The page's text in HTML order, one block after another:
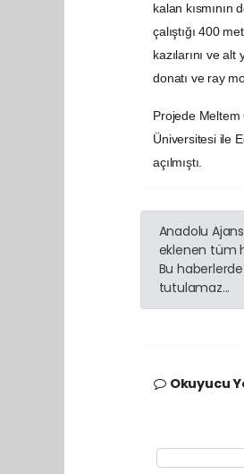
kalan kısmının
çalıştığı 400
kazılarını ve
donatı ve ray
Projede Meltem
Üniversitesi ile
açılmıştı.
Anadolu
eklenen tüm
Bu
tutulamaz...
Okuyucu